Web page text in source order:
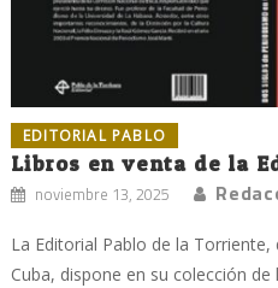
EDITORIAL PABLO
Libros en venta de la
noviembre 13, 2025
La Editorial Pablo de la
Cuba, dispone en su colección